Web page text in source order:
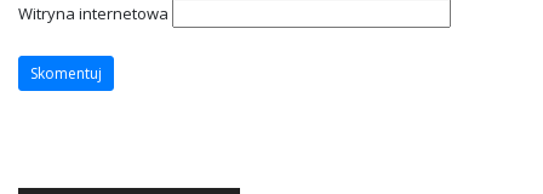
Witryna internetowa